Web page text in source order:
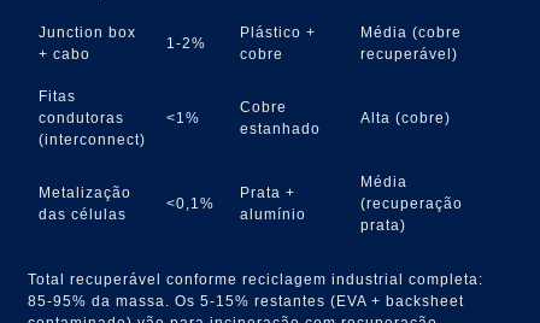
Junction box
+ cabo
1-2%
Plástico +
cobre
Média (cobre
recuperável)
Fitas
condutoras
(interconnect)
<1%
Cobre
estanhado
Alta (cobre)
Metalização
das células
<0,1%
Prata +
alumínio
Média
(recuperação
prata)
Total recuperável conforme reciclagem industrial completa:
85-95% da massa. Os 5-15% restantes (EVA + backsheet